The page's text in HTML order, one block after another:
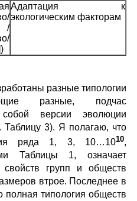
/
Адаптация к
экологическим факторам
разные типологии
разные, подчас
версии эволюции
Таблицу 3). Я полагаю, что
ряда 1, 3, 10…1010,
Таблицы 1, означает
свойств групп и обществ
втрое. Последнее в
полная типология обществ